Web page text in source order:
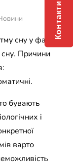
сну у фазах
Причини
бувають
і
варто
Контакти